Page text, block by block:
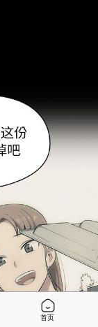
首页